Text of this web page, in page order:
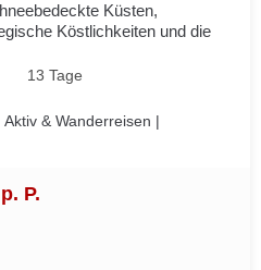
Küsten,
Köstlichkeiten und die
13 Tage
Aktiv & Wanderreisen |
P.